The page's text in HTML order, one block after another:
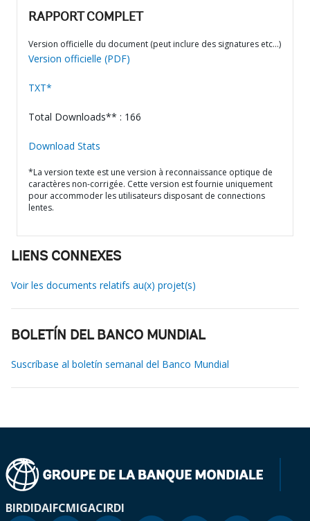
RAPPORT COMPLET
Version officielle du document (peut inclure des signatures etc…)
Version officielle (PDF)
TXT*
Total Downloads** : 166
Download Stats
*La version texte est une version à reconnaissance optique de
caractères non-corrigée. Cette version est fournie uniquement
pour accommoder les utilisateurs disposant de connections
lentes.
LIENS CONNEXES
Voir les documents relatifs au(x) projet(s)
BOLETÍN DEL BANCO MUNDIAL
Suscríbase al boletín semanal del Banco Mundial
BIRDIDAIFCMIGACIRDI